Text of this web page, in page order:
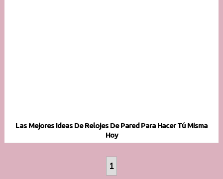
Las Mejores Ideas De Relojes De Pared Para Hacer Tú Misma
Hoy
1